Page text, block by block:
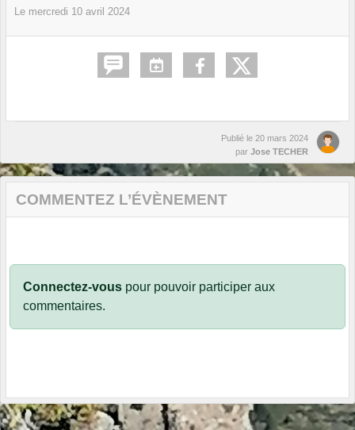
Le mercredi 10 avril 2024
Publié le 20 mars 2024
par Jose TECHER
COMMENTEZ L’ÉVÈNEMENT
Connectez-vous pour pouvoir participer aux
commentaires.